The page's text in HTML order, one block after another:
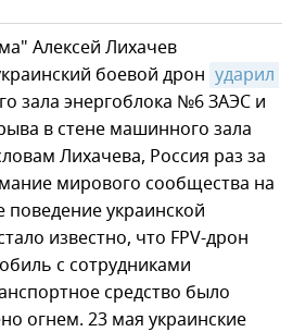
Алексей Лихачев
боевой дрон ударил
зала энергоблока №6 ЗАЭС и
в стене машинного зала
Лихачева, Россия раз за
мирового сообщества на
украинской
известно, что FPV-дрон
с сотрудниками
средство было
огнем. 23 мая украинские